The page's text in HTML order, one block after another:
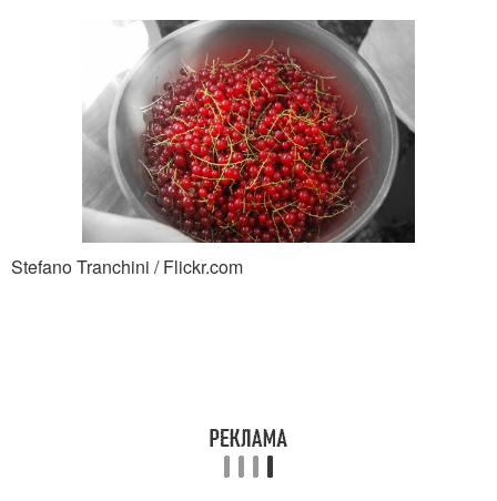
Stefano Tranchini / Flickr.com